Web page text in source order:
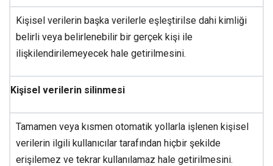
Kişisel verilerin başka verilerle eşleştirilse dahi kimliği
belirli veya belirlenebilir bir gerçek kişi ile
ilişkilendirilemeyecek hale getirilmesini.
Kişisel verilerin silinmesi
Tamamen veya kısmen otomatik yollarla işlenen kişisel
verilerin ilgili kullanıcılar tarafından hiçbir şekilde
erişilemez ve tekrar kullanılamaz hale getirilmesini.